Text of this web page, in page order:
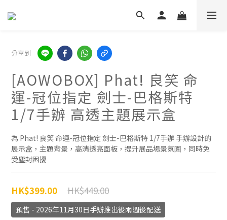
分享到
[AOWOBOX] Phat! 良笑 命
運-冠位指定 劍士-巴格斯特
1/7手辦 高透主題展示盒
為 Phat! 良笑 命運-冠位指定 劍士-巴格斯特 1/7手辦 手辦設計的
展示盒，主題背景，高清透亮面板，提升展品場景氛圍，同時免
受塵封困擾
HK$449.00
HK$399.00
預售 - 2026年11月30日手辦推出後兩週後配送